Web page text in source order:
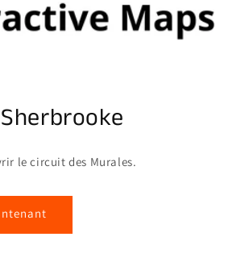
le circuit des Murales.